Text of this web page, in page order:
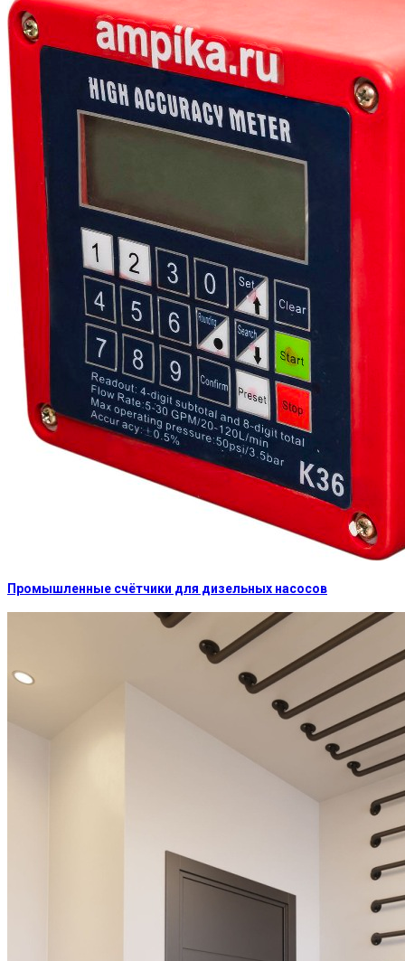
Промышленные счётчики для дизельных насосов